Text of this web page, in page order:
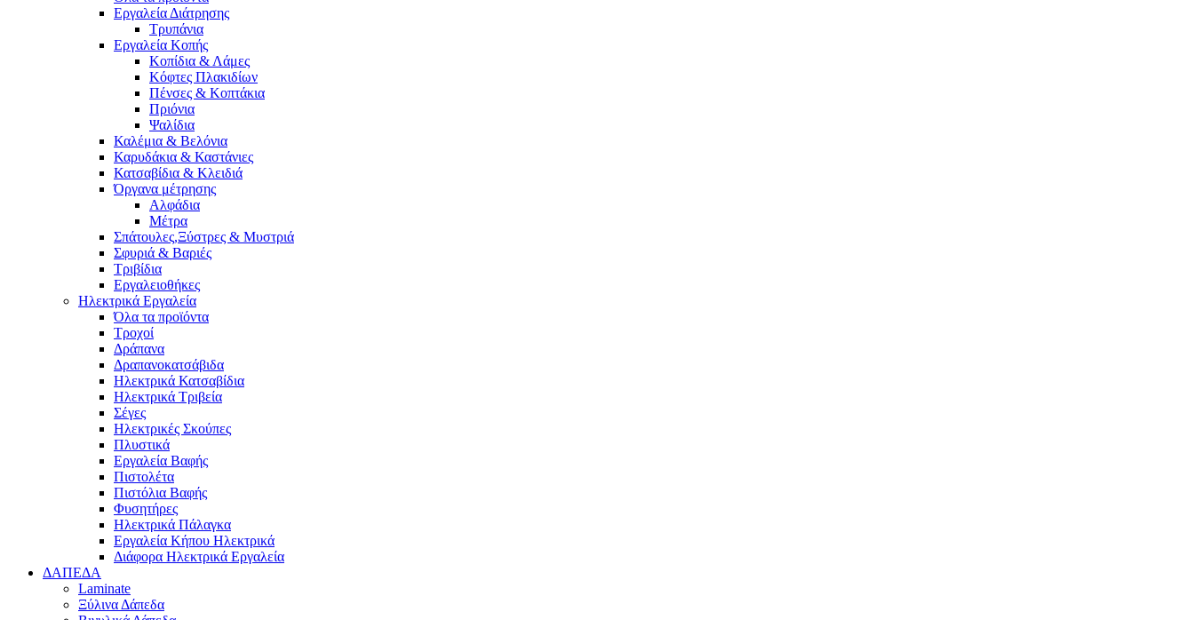
Εργαλεία Διάτρησης
Τρυπάνια
Εργαλεία Κοπής
Κοπίδια & Λάμες
Κόφτες Πλακιδίων
Πένσες & Κοπτάκια
Πριόνια
Ψαλίδια
Καλέμια & Βελόνια
Καρυδάκια & Καστάνιες
Κατσαβίδια & Κλειδιά
Όργανα μέτρησης
Αλφάδια
Μέτρα
Σπάτουλες,Ξύστρες & Μυστριά
Σφυριά & Βαριές
Τριβίδια
Εργαλειοθήκες
Ηλεκτρικά Εργαλεία
Όλα τα προϊόντα
Τροχοί
Δράπανα
Δραπανοκατσάβιδα
Ηλεκτρικά Κατσαβίδια
Ηλεκτρικά Τριβεία
Σέγες
Ηλεκτρικές Σκούπες
Πλυστικά
Εργαλεία Βαφής
Πιστολέτα
Πιστόλια Βαφής
Φυσητήρες
Ηλεκτρικά Πάλαγκα
Εργαλεία Κήπου Ηλεκτρικά
Διάφορα Ηλεκτρικά Εργαλεία
ΔΑΠΕΔΑ
Laminate
Ξύλινα Δάπεδα